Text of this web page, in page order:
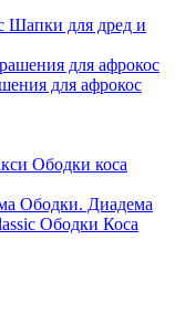
Шапки для дред и
для афрокос
Ободки коса
Ободки. Диадема
Ободки Коса